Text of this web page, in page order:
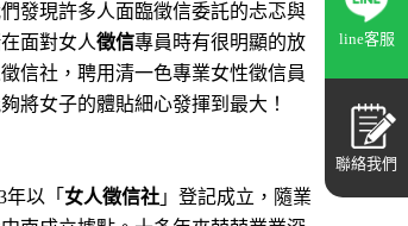
line客服
聯絡我們
發現許多人面臨徵信委託的忐忑與
面對女人徵信專員時有很明顯的放
信社，聘用清一色專業女性徵信員
將女子的體貼細心發揮到最大 ！
年以「 女人徵信社 」登記成立，隨業